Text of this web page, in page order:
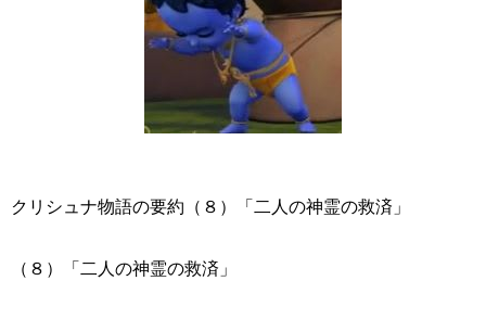
クリシュナ物語の要約（８）「二人の神霊の救済」
（８）「二人の神霊の救済」